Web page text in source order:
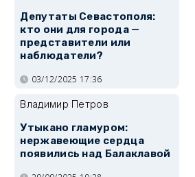
Депутаты Севастополя:
кто они для города —
представители или
наблюдатели?
03/12/2025 17:36
Владимир Петров
Утыкано гламуром:
нержавеющие сердца
появились над Балаклавой